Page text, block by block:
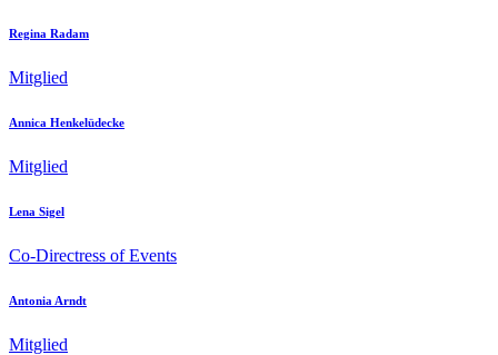
Regina Radam
Mitglied
Annica Henkelüdecke
Mitglied
Lena Sigel
Co-Directress of Events
Antonia Arndt
Mitglied